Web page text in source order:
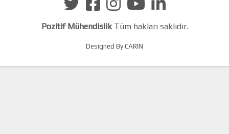
Pozitif MühendislikTüm hakları saklıdır.
Designed By CARIN